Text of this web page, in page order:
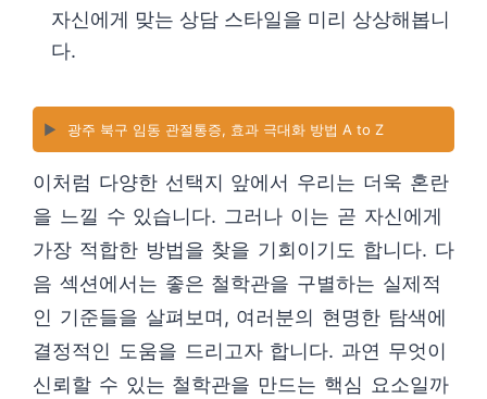
자신에게 맞는 상담 스타일을 미리 상상해봅니
다.
▶️ 광주 북구 임동 관절통증, 효과 극대화 방법 A to Z
이처럼 다양한 선택지 앞에서 우리는 더욱 혼란
을 느낄 수 있습니다. 그러나 이는 곧 자신에게
가장 적합한 방법을 찾을 기회이기도 합니다. 다
음 섹션에서는 좋은 철학관을 구별하는 실제적
인 기준들을 살펴보며, 여러분의 현명한 탐색에
결정적인 도움을 드리고자 합니다. 과연 무엇이
신뢰할 수 있는 철학관을 만드는 핵심 요소일까